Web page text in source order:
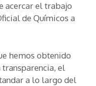
acercar el trabajo
de Químicos a
hemos obtenido
el
a lo largo del